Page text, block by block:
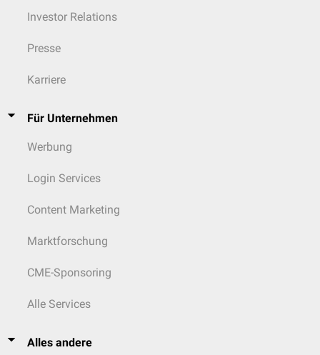
Investor Relations
Presse
Karriere
Für Unternehmen
Werbung
Login Services
Content Marketing
Marktforschung
CME-Sponsoring
Alle Services
Alles andere